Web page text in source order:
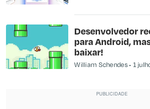
Desenvolvedor
para Android,
baixar!
William Schendes 1